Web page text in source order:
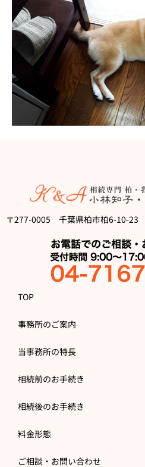
〒277-0005 千葉県柏市柏6-10-23
TOP
事務所のご案内
当事務所の特長
相続前のお手続き
相続後のお手続き
料金形態
ご相談・お問い合わせ